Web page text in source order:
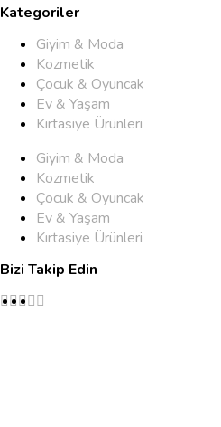
Kategoriler
Giyim & Moda
Kozmetik
Çocuk & Oyuncak
Ev & Yaşam
Kırtasiye Ürünleri
Giyim & Moda
Kozmetik
Çocuk & Oyuncak
Ev & Yaşam
Kırtasiye Ürünleri
Bizi Takip Edin